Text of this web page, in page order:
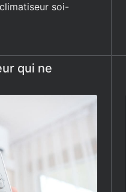
soi-
qui ne